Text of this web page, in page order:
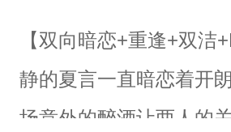
【双向暗恋+重逢+双
静的夏言一直暗恋着开
场意外的醉酒让两人的